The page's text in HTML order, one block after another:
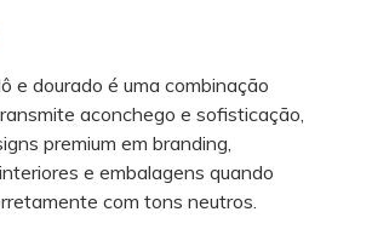
e dourado é uma combinação
aconchego e sofisticação,
premium em branding,
e embalagens quando
com tons neutros.